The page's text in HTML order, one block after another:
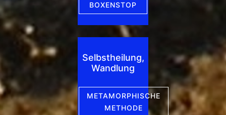
BOXENSTOP
Selbstheilung,
Wandlung
METAMORPHISCHE
METHODE